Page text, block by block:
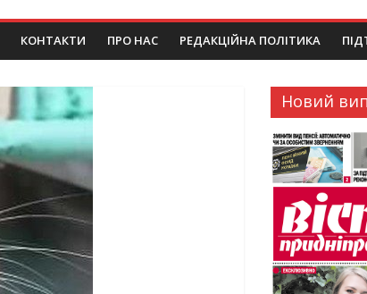
КОНТАКТИ ПРО НАС РЕДАКЦІЙНА ПОЛІТИКА
Новий